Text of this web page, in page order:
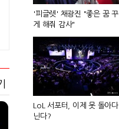
'피글렛' 채광진 "좋은 꿈 꾸
게 해줘 감사"
LoL 서포터, 이제 못 돌아다
닌다?